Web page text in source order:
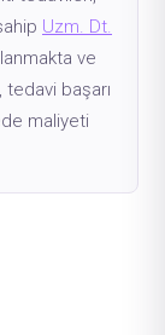
Uzm. Dt.
ve
başarı
maliyeti